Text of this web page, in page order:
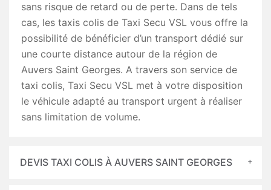
sans risque de retard ou de perte. Dans de tels
cas, les taxis colis de Taxi Secu VSL vous offre la
possibilité de bénéficier d’un transport dédié sur
une courte distance autour de la région de
Auvers Saint Georges. A travers son service de
taxi colis, Taxi Secu VSL met à votre disposition
le véhicule adapté au transport urgent à réaliser
sans limitation de volume.
DEVIS TAXI COLIS À AUVERS SAINT GEORGES